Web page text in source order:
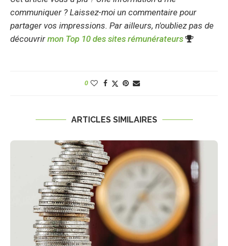
communiquer ? Laissez-moi un commentaire pour
partager vos impressions. Par ailleurs, n'oubliez pas de
découvrir mon Top 10 des sites rémunérateurs
0
ARTICLES SIMILAIRES